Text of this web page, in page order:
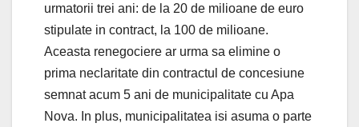
urmatorii trei ani: de la 20 de milioane de euro
stipulate in contract, la 100 de milioane.
Aceasta renegociere ar urma sa elimine o
prima neclaritate din contractul de concesiune
semnat acum 5 ani de municipalitate cu Apa
Nova. In plus, municipalitatea isi asuma o parte